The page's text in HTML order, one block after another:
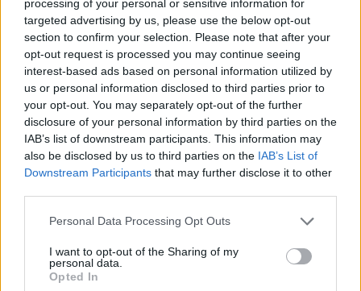
processing of your personal or sensitive information for
targeted advertising by us, please use the below opt-out
section to confirm your selection. Please note that after your
opt-out request is processed you may continue seeing
interest-based ads based on personal information utilized by
us or personal information disclosed to third parties prior to
your opt-out. You may separately opt-out of the further
disclosure of your personal information by third parties on the
IAB’s list of downstream participants. This information may
also be disclosed by us to third parties on the IAB’s List of
Downstream Participants that may further disclose it to other
Personal Data Processing Opt Outs
I want to opt-out of the Sharing of my
personal data.
Opted In
quadro di competizione infrastrutturale. Inoltre, accelera il
superamento del digital divide sul territorio nazionale
permette a famiglie e imprese di scegliere connessioni ultra-
broadband con velocità superiori a 1 Gigabit al secondo.
NETOIP
Il provider Netoip opera dal 2009, offrendo connettività
Internet, telefonia e servizi a valore aggiunto su tutto il
per il consumer che per il mercato business.
CONDIVIDI QUESTO ARTICOLO: